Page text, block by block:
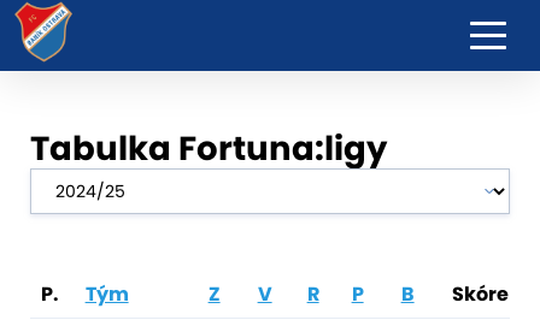
Tabulka Fortuna:ligy
P. Tým Z V R P B Skóre